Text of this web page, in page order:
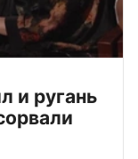
и ругань